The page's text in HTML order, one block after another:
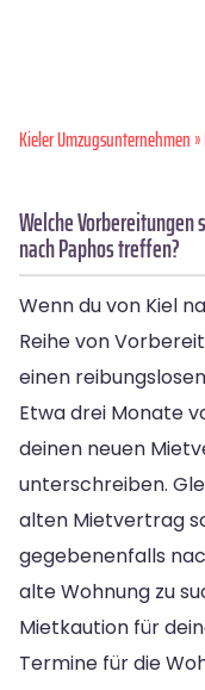
Kieler Umzugsunternehmen»
Welche
nach Paphos treffen?
Wenn du von Kiel
Reihe von
einen reibungslosen
Etwa drei Monate
deinen neuen
unterschreiben.
alten Mietvertrag
gegebenenfalls
alte Wohnung zu
Mietkaution für
Termine für die